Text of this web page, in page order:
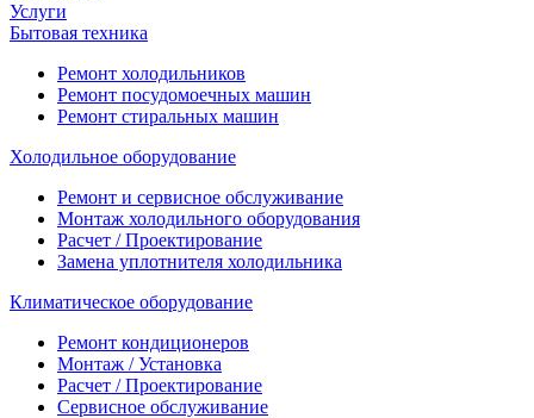
Услуги
Бытовая техника
Ремонт холодильников
Ремонт посудомоечных машин
Ремонт стиральных машин
Холодильное оборудование
Ремонт и сервисное обслуживание
Монтаж холодильного оборудования
Расчет / Проектирование
Замена уплотнителя холодильника
Климатическое оборудование
Ремонт кондиционеров
Монтаж / Установка
Расчет / Проектирование
Сервисное обслуживание